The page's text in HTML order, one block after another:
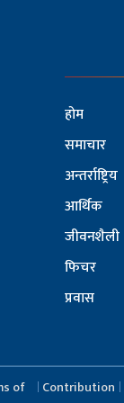
होम
समाचार
अन्तर्राष्ट्रिय
आर्थिक
जीवनशैली
फिचर
प्रवास
Contribution